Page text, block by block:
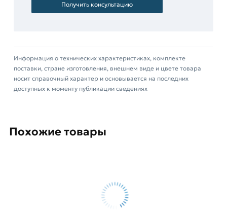
Получить консультацию
Информация о технических характеристиках, комплекте
поставки, стране изготовления, внешнем виде и цвете товара
носит справочный характер и основывается на последних
доступных к моменту публикации сведениях
Похожие товары